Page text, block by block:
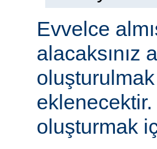
Evvelce
alacaksınız
oluşturmak